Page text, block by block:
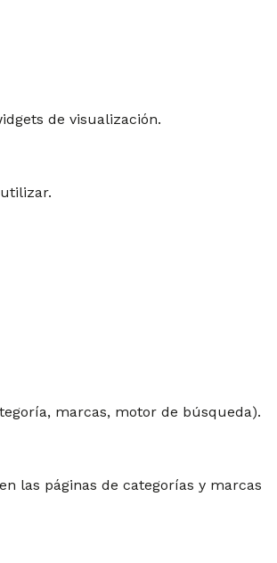
de visualización.
marcas, motor de búsqueda).
las páginas de categorías y marcas